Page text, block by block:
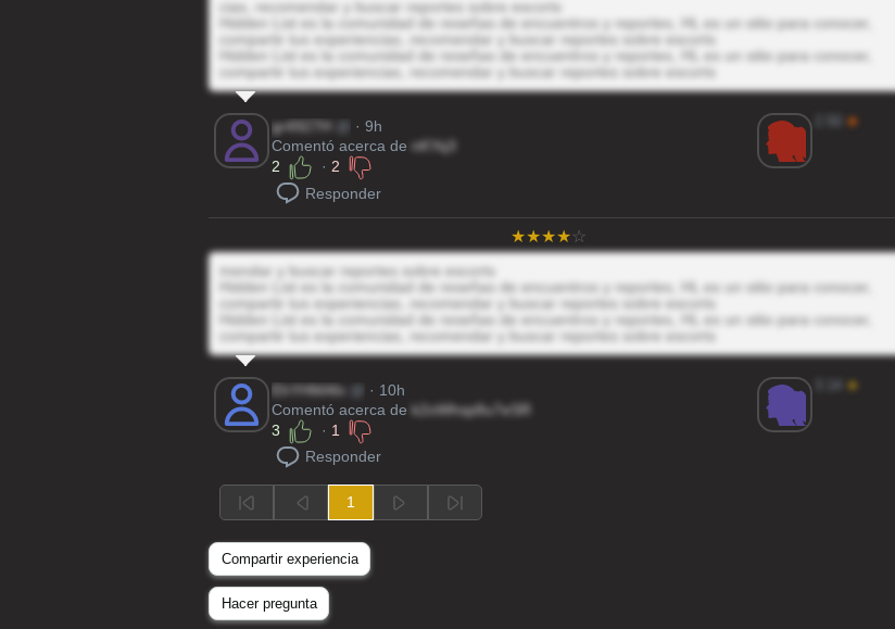
cias, recomendar y buscar reportes sobre escorts
Hidden List es la comunidad de reseñas de encuentros y reportes, HL es un sitio para conocer,
compartir tus experiencias, recomendar y buscar reportes sobre escorts
Hidden List es la comunidad de reseñas de encuentros y reportes, HL es un sitio para conocer,
compartir tus experiencias, recomendar y buscar reportes sobre escorts
gr4927H
· 9h
Comentó acerca de nKYq3
2
· 2
Responder
★
mendar y buscar reportes sobre escorts
Hidden List es la comunidad de reseñas de encuentros y reportes, HL es un sitio para conocer,
compartir tus experiencias, recomendar y buscar reportes sobre escorts
Hidden List es la comunidad de reseñas de encuentros y reportes, HL es un sitio para conocer,
compartir tus experiencias, recomendar y buscar reportes sobre escorts
EhYHMAfx
· 10h
Comentó acerca de k2oWhsp8u7eSR
3
· 1
Responder
★
1